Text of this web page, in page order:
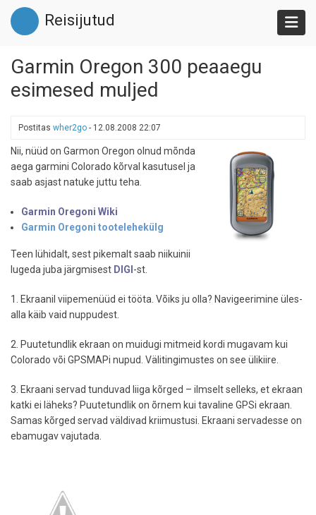
Liigu
edasi
põhisisu
Reisijutud
Garmin Oregon 300 peaaegu
esimesed muljed
Postitas wher2go - 12.08.2008 22:07
Nii, nüüd on Garmon Oregon olnud mõnda
aega garmini Colorado kõrval kasutusel ja
saab asjast natuke juttu teha.
Garmin Oregoni Wiki
Garmin Oregoni tootelehekülg
Teen lühidalt, sest pikemalt saab niikuinii
lugeda juba järgmisest DIGI -st.
1. Ekraanil viipemenüüd ei tööta. Võiks ju olla? Navigeerimine üles-
alla käib vaid nuppudest.
2. Puutetundlik ekraan on muidugi mitmeid kordi mugavam kui
Colorado või GPSMAPi nupud. Välitingimustes on see ülikiire.
3. Ekraani servad tunduvad liiga kõrged – ilmselt selleks, et ekraan
katki ei läheks? Puutetundlik on õrnem kui tavaline GPSi ekraan.
Samas kõrged servad väldivad kriimustusi. Ekraani servadesse on
ebamugav vajutada.